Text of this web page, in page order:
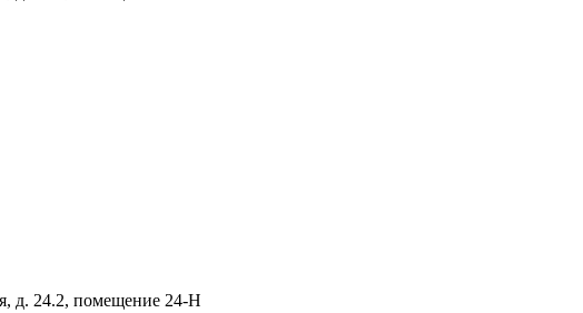
д. 24.2, помещение 24-Н